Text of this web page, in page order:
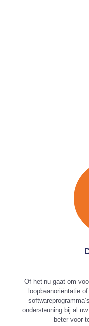
Of het nu gaat om
loopbaanoriëntatie
ondersteuning bij al
beter voor